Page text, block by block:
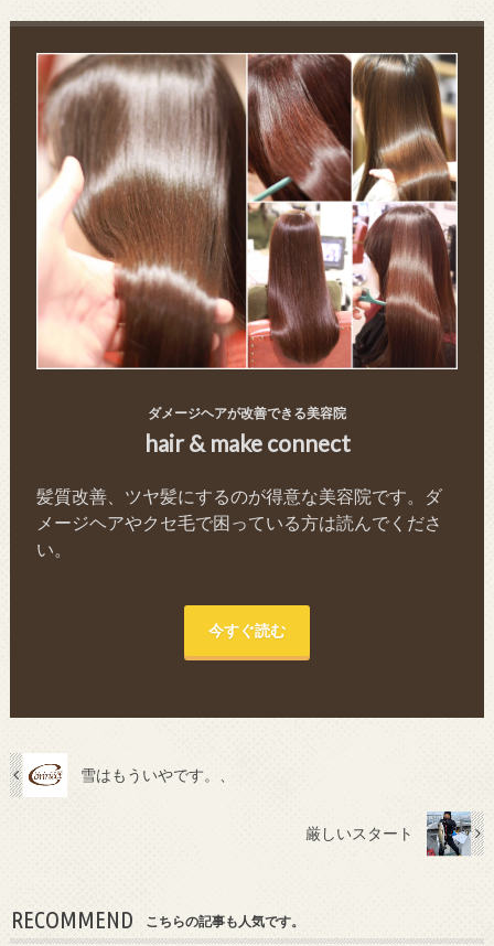
ダメージヘアが改善できる美容院
hair & make connect
髪質改善、ツヤ髪にするのが得意な美容院です。ダ
メージヘアやクセ毛で困っている方は読んでくださ
い。
今すぐ読む
雪はもういやです。、
厳しいスタート
RECOMMEND こちらの記事も人気です。